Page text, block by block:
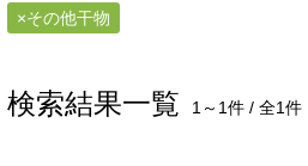
その他干物
検索結果一覧 1～1件 / 全1件